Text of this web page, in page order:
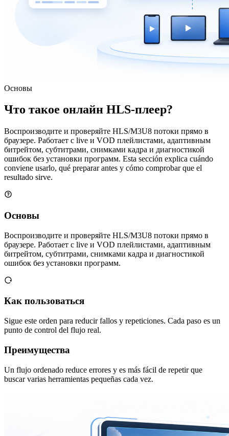
Основы
Что такое онлайн HLS-плеер?
Воспроизводите и проверяйте HLS/M3U8 потоки прямо в
браузере. Работает с live и VOD плейлистами, адаптивным
битрейтом, субтитрами, снимками кадра и диагностикой
ошибок без установки программ. Esta sección explica cuándo
conviene usarlo, qué preparar antes y cómo comprobar que el
resultado sirve.
Основы
Воспроизводите и проверяйте HLS/M3U8 потоки прямо в
браузере. Работает с live и VOD плейлистами, адаптивным
битрейтом, субтитрами, снимками кадра и диагностикой
ошибок без установки программ.
Как пользоваться
Sigue este orden para reducir fallos y repeticiones. Cada paso es un
punto de control del flujo real.
Преимущества
Un flujo ordenado reduce errores y es más fácil de repetir que
buscar varias herramientas pequeñas cada vez.